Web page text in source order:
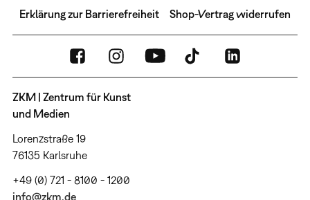
Erklärung zur Barrierefreiheit Shop-Vertrag widerrufen
ZKM | Zentrum für Kunst
und Medien
Lorenzstraße 19
76135 Karlsruhe
+49 (0) 721 - 8100 - 1200
info@zkm.de